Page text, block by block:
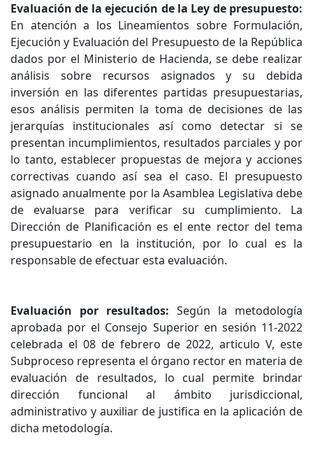
Evaluación de la ejecución de la Ley de presupuesto:
En atención a los Lineamientos sobre Formulación,
Ejecución y Evaluación del Presupuesto de la República
dados por el Ministerio de Hacienda, se debe realizar
análisis sobre recursos asignados y su debida
inversión en las diferentes partidas presupuestarias,
esos análisis permiten la toma de decisiones de las
jerarquías institucionales así como detectar si se
presentan incumplimientos, resultados parciales y por
lo tanto, establecer propuestas de mejora y acciones
correctivas cuando así sea el caso. El presupuesto
asignado anualmente por la Asamblea Legislativa debe
de evaluarse para verificar su cumplimiento. La
Dirección de Planificación es el ente rector del tema
presupuestario en la institución, por lo cual es la
responsable de efectuar esta evaluación.
Evaluación por resultados: Según la metodología
aprobada por el Consejo Superior en sesión 11-2022
celebrada el 08 de febrero de 2022, articulo V, este
Subproceso representa el órgano rector en materia de
evaluación de resultados, lo cual permite brindar
dirección funcional al ámbito jurisdiccional,
administrativo y auxiliar de justifica en la aplicación de
dicha metodología.